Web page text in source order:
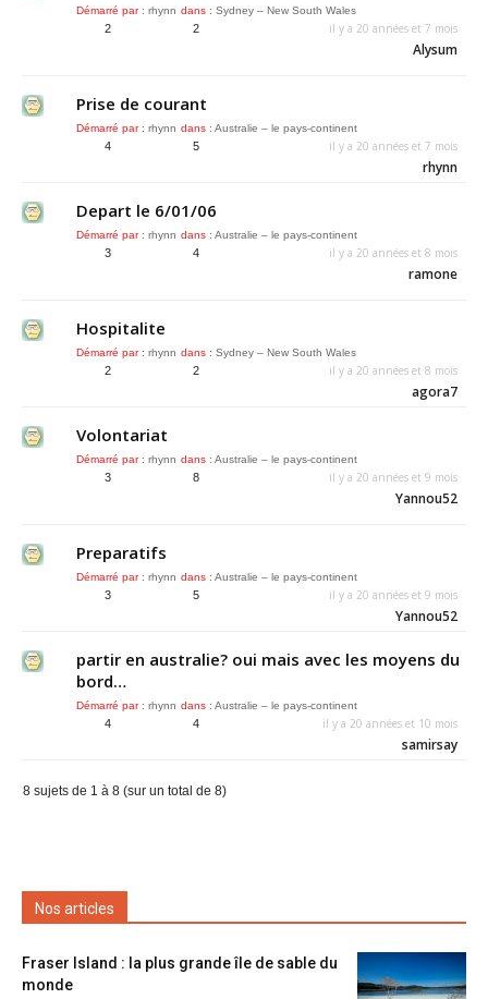
Démarré par : rhynn dans : Sydney – New South Wales
2 2 il y a 20 années et 7 mois
Alysum
Prise de courant
Démarré par : rhynn dans : Australie – le pays-continent
4 5 il y a 20 années et 7 mois
rhynn
Depart le 6/01/06
Démarré par : rhynn dans : Australie – le pays-continent
3 4 il y a 20 années et 8 mois
ramone
Hospitalite
Démarré par : rhynn dans : Sydney – New South Wales
2 2 il y a 20 années et 8 mois
agora7
Volontariat
Démarré par : rhynn dans : Australie – le pays-continent
3 8 il y a 20 années et 9 mois
Yannou52
Preparatifs
Démarré par : rhynn dans : Australie – le pays-continent
3 5 il y a 20 années et 9 mois
Yannou52
partir en australie? oui mais avec les moyens du
bord…
Démarré par : rhynn dans : Australie – le pays-continent
4 4 il y a 20 années et 10 mois
samirsay
8 sujets de 1 à 8 (sur un total de 8)
Nos articles
Fraser Island : la plus grande île de sable du
monde